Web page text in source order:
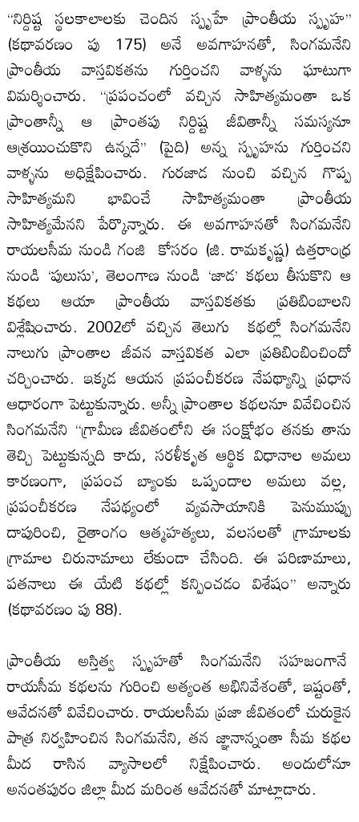
‘‘నిర్దిష్ట స్థల‌కాలాల‌కు చెందిన స్పృహే ప్రాంతీయ స్పృహ’’
(కథావరణం పు 175) అనే అవగాహనతో, సింగమనేని
ప్రాంతీయ వాస్తవికతను గుర్తించని వాళ్ళను ఘాటుగా
విమర్శించారు. ‘‘ప్రపంచంలో వచ్చిన సాహిత్యమంతా ఒక
ప్రాంతాన్నీ ఆ ప్రాంతపు నిర్దిష్ట జీవితాన్నీ సమస్యనూ
ఆశ్రయించుకొని ఉన్నదే’’ (పైది) అన్న స్పృహను గుర్తించని
వాళ్ళను అధిక్షేపించారు. గురజాడ నుంచి వచ్చిన గొప్ప
సాహిత్యమని భావించే సాహిత్యమంతా ప్రాంతీయ
సాహిత్యమేనని పేర్కొన్నారు. ఈ అవగాహనతో సింగమనేని
రాయల‌సీమ నుండి గంజి కోసరం (జి. రామకృష్ణ) ఉత్తరాంధ్ర
నుండి ‘పులుసు’, తెలంగాణ నుండి ‘జాడ’ కథలు తీసుకొని ఆ
కథలు ఆయా ప్రాంతీయ వాస్తవికతకు ప్రతిబింబాల‌ని
విశ్లేషించారు. 2002లో వచ్చిన తెలుగు కథల్లో సింగమనేని
నాలుగు ప్రాంతాల‌ జీవన వాస్తవికత ఎలా ప్రతిబింబించిందో
చర్చించారు. ఇక్కడ ఆయన ప్రపంచీకరణ నేపథ్యాన్ని ప్రధాన
ఆధారంగా పెట్టుకున్నారు. అన్నీ ప్రాంతాల కథల‌నూ వివేచించిన
సింగమనేని ‘‘గ్రామీణ జీవితంలోని ఈ సంక్షోభం తనకు తాను
తెచ్చి పెట్టుకున్నది కాదు, సరళీకృత ఆర్థిక విధానాల అమలు
కారణంగా, ప్రపంచ బ్యాంకు ఒప్పందాల అమ‌లు వ‌ల్ల‌,
ప్రపంచీకరణ నేపథ్యంలో వ్యవసాయానికి పెనుముప్పు
దాపురించి, రైతాంగం ఆత్మహత్యలు, వల‌సల‌తో గ్రామాల‌కు
గ్రామాల చిరునామాలు లేకుండా చేసింది. ఈ పరిణామాలు,
పతనాలు ఈ యేటి కథల్లో కన్పించడం విశేషం’’ అన్నారు
(కథావరణం పు 88).
ప్రాంతీయ అస్తిత్వ స్పృహతో సింగమనేని సహజంగానే
రాయసీమ కథల‌ను గురించి అత్యంత అభినివేశంతో, ఇష్టంతో,
ఆవేదనతో వివేచించారు. రాయల‌సీమ ప్రజా జీవితంలో చురుకైన
పాత్ర నిర్వహించిన సింగమనేని, తన జ్ఞానాన్నంతా సీమ కథల‌
మీద రాసిన వ్యాసాల‌లో నిక్షేపించారు. అందులోనూ
అనంతపురం జిల్లా మీద మరింత ఆవేదనతో మాట్లాడారు.